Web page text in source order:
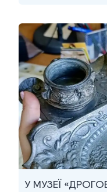
У МУЗЕЇ